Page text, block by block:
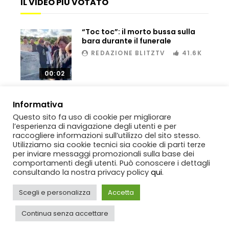
Dramma ai Fori Imperiali: soccorritori al
lavoro per 11 ore, operaio muore dopo il
salvataggio
Tunisia
Genova, raid nel liceo occupato: le
immagini dei danni
Genova, sequestrata Ferrari da
700mila euro: il tentativo di
contrabbando scoperto al porto
IL VIDEO PIÙ VOTATO
00:02
“Toc toc”: il morto bussa sulla
bara durante il funerale
REDAZIONE BLITZTV 41.6K
CopyrightBlitzTV© 2019-2025 SIGNOVia Rabolini, 13 Milano - P.IVA
IT11812250154. Tutti i diritti sono riservati.
Informativa
Questo sito fa uso di cookie per migliorare
l’esperienza di navigazione degli utenti e per
raccogliere informazioni sull’utilizzo del sito stesso.
Utilizziamo sia cookie tecnici sia cookie di parti terze
per inviare messaggi promozionali sulla base dei
comportamenti degli utenti. Può conoscere i dettagli
consultando la nostra privacy policy qui.
Scegli e personalizza Accetta
Continua senza accettare